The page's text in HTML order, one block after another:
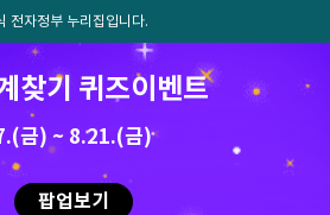
전자정부 누리집입니다.
찾기 퀴즈이벤트
금) ~ 8.21.(금)
팝업보기